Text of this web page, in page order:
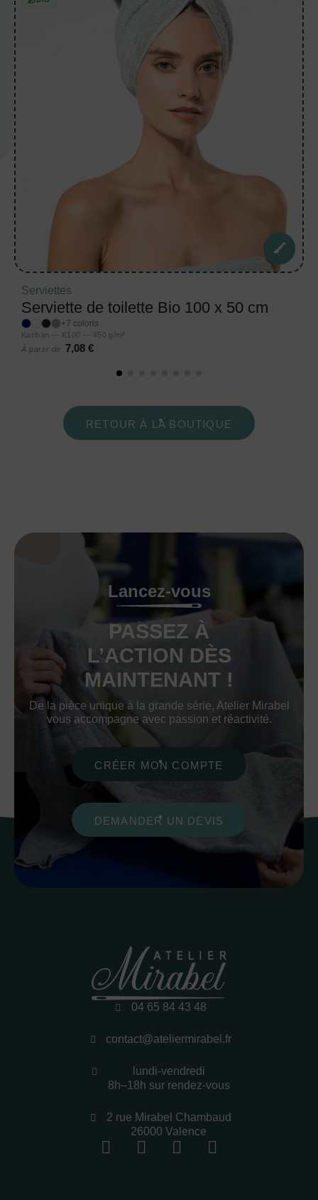
Serviettes
Serviette de toilette Bio 100 x 50 cm
+7 coloris
Kariban — K100 — 450 g/m²
À partir de
7,08 €
RETOUR À LA BOUTIQUE
Lancez-vous
PASSEZ À
L’ACTION DÈS
MAINTENANT !
De la pièce unique à la grande série, Atelier Mirabel
vous accompagne avec passion et réactivité.
CRÉER MON COMPTE
DEMANDER UN DEVIS
04 65 84 43 48
contact@ateliermirabel.fr
lundi-vendredi
8h–18h sur rendez-vous
2 rue Mirabel Chambaud
26000 Valence